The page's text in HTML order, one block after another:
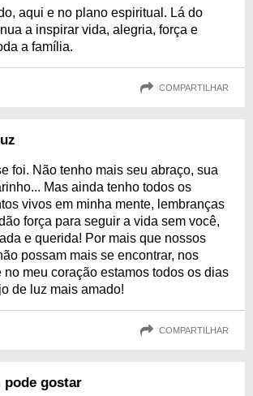
aqui e no plano espiritual. Lá do
a inspirar vida, alegria, força e
a família.
COMPARTILHAR
foi. Não tenho mais seu abraço, sua
Mas ainda tenho todos os
vivos em minha mente, lembranças
força para seguir a vida sem você,
e querida! Por mais que nossos
possam mais se encontrar, nos
no meu coração estamos todos os dias
de luz mais amado!
COMPARTILHAR
pode gostar